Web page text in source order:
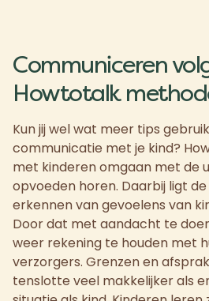
Communiceren
Howtotalk
Kun jij wel wat meer tips
communicatie met je kind?
met kinderen omgaan met de
opvoeden horen. Daarbij ligt
erkennen van gevoelens van
Door dat met aandacht te
weer rekening te houden met
verzorgers. Grenzen en
tenslotte veel makkelijker als